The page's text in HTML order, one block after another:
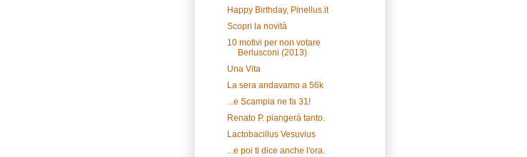
Happy Birthday, Pinellus.it
Scopri la novità
10 motivi per non votare
Berlusconi (2013)
Una Vita
La sera andavamo a 56k
...e Scampia ne fa 31!
Renato P. piangerà tanto.
Lactobacillus Vesuvius
...e poi ti dice anche l'ora.